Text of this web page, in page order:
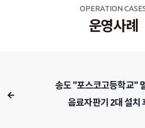
OPERATION
운영사례
송도 "포스코고등학교"
음료자판기 2대 설치